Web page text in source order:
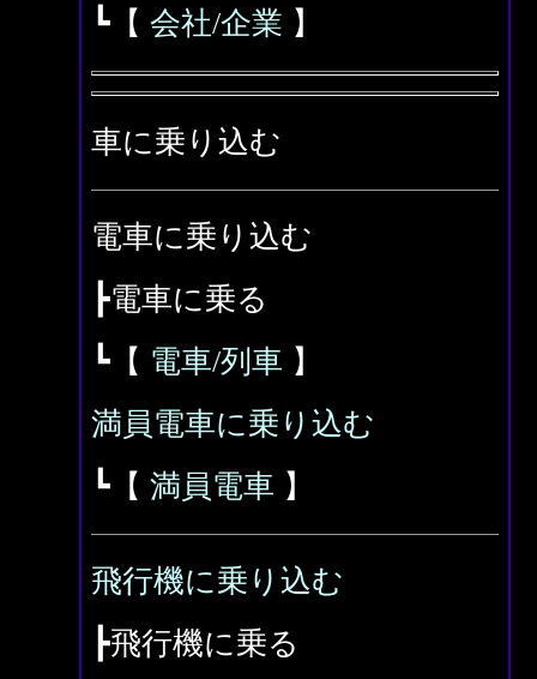
┗【 会社/企業 】
車に乗り込む
電車に乗り込む
┣電車に乗る
┗【 電車/列車 】
満員電車に乗り込む
┗【 満員電車 】
飛行機に乗り込む
┣飛行機に乗る